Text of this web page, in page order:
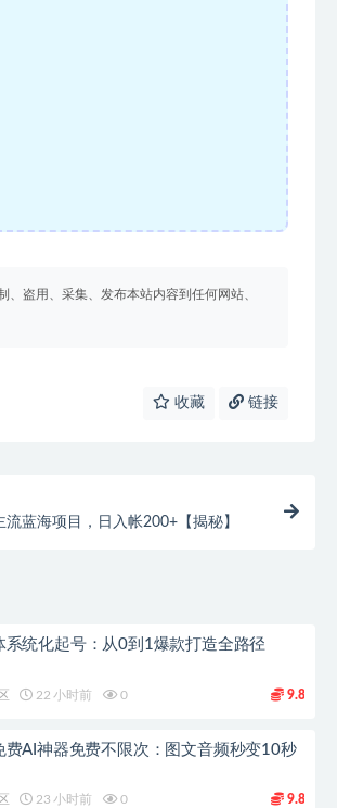
盗用、采集、发布本站内容到任何网站、
收藏 链接
蓝海项目，日入帐200+【揭秘】
系统化起号：从0到1爆款打造全路径
22 小时前 0 9.8
费AI神器免费不限次：图文音频秒变10秒
23 小时前 0 9.8